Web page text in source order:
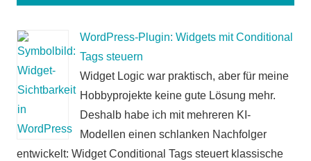
WordPress-Plugin: Widgets mit Conditional
Tags steuern
Widget Logic war praktisch, aber für meine
Hobbyprojekte keine gute Lösung mehr.
Deshalb habe ich mit mehreren KI-
Modellen einen schlanken Nachfolger
entwickelt: Widget Conditional Tags steuert klassische